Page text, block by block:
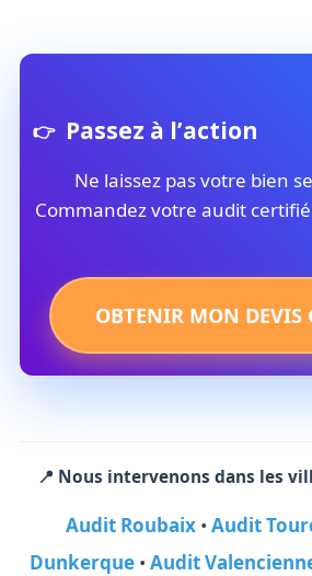
Passez à l’action
Ne laissez pas votre bien
Commandez votre audit
OBTENIR MON DEVIS
📍 Nous intervenons dans les
Audit Roubaix• Audit
Dunkerque• Audit